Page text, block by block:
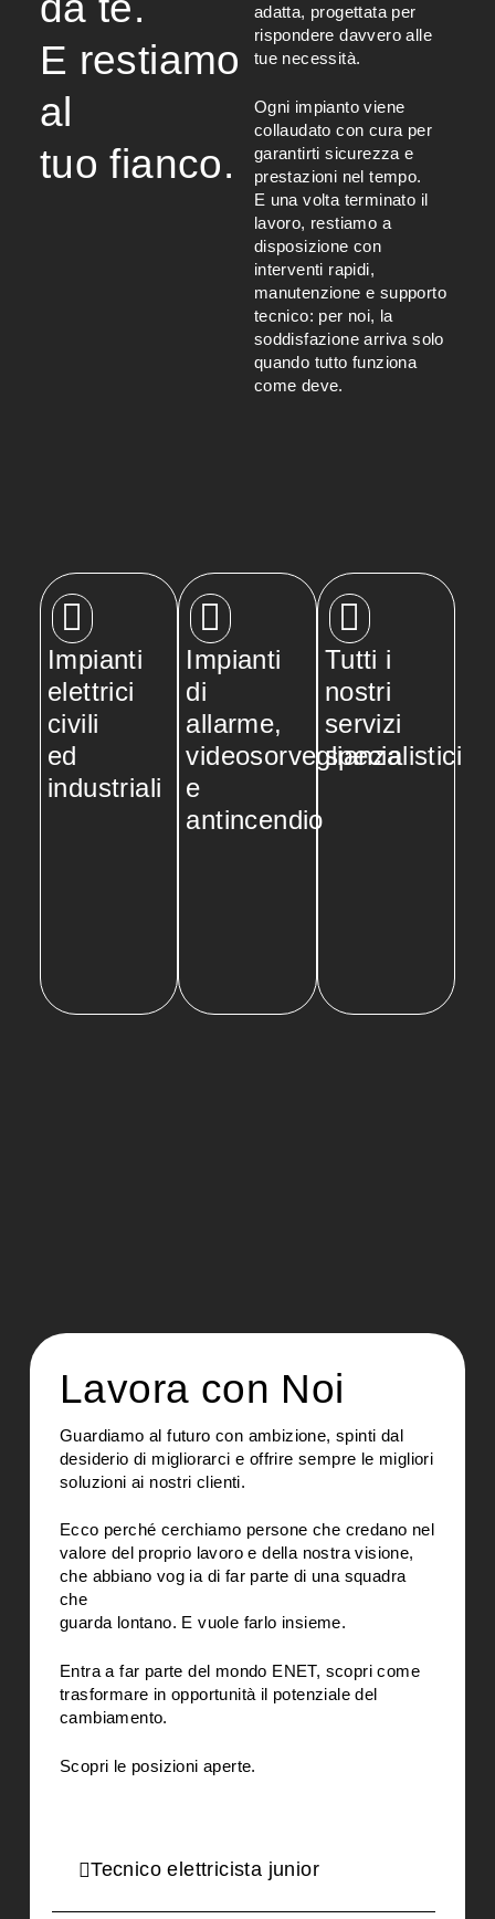
E restiamo
al
tuo fianco.
adatta, progettata per
rispondere davvero alle
tue necessità.
Ogni impianto viene
collaudato con cura per
garantirti sicurezza e
prestazioni nel tempo.
E una volta terminato il
lavoro, restiamo a
disposizione con
interventi rapidi,
manutenzione e supporto
tecnico: per noi, la
soddisfazione arriva solo
quando tutto funziona
come deve.
Impianti
elettrici
civili
ed
industriali
Impianti
di
allarme,
videosorveglianza
e
antincendio
Tutti i
nostri
servizi
specialistici
Lavora con Noi
Guardiamo al futuro con ambizione, spinti dal
desiderio di migliorarci e offrire sempre le migliori
soluzioni ai nostri clienti.
Ecco perché cerchiamo persone che credano nel
valore del proprio lavoro e della nostra visione,
che abbiano vog ia di far parte di una squadra
che
guarda lontano. E vuole farlo insieme.
Entra a far parte del mondo ENET, scopri come
trasformare in opportunità il potenziale del
cambiamento.
Scopri le posizioni aperte.
Tecnico elettricista junior